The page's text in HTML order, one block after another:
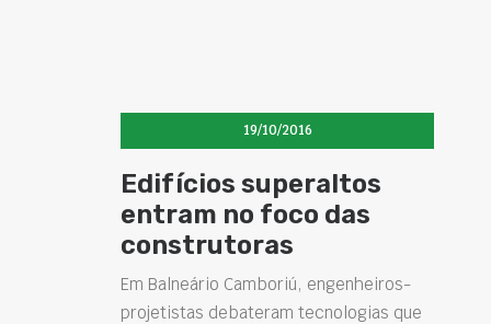
19/10/2016
Edifícios superaltos
entram no foco das
construtoras
Em Balneário Camboriú, engenheiros-
projetistas debateram tecnologias que